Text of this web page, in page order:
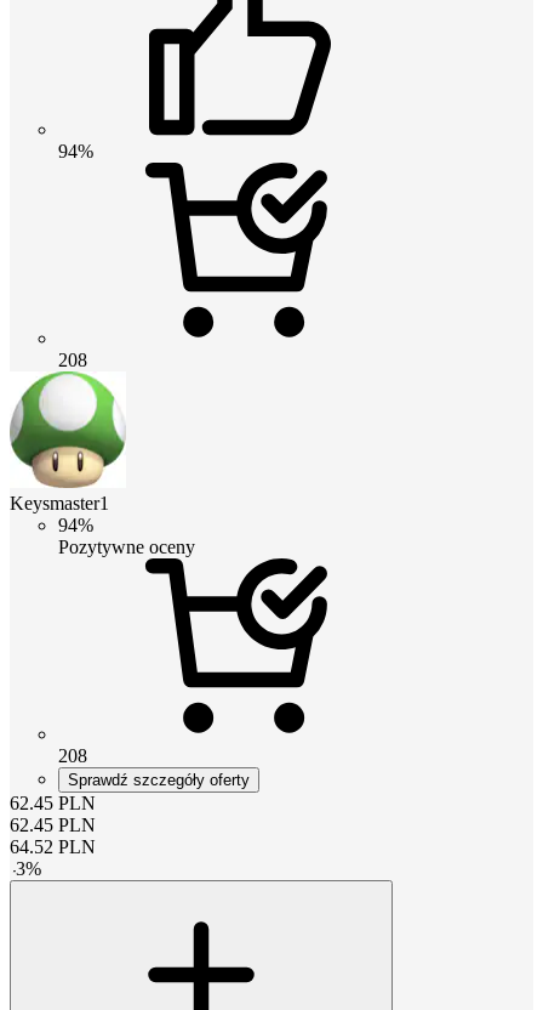
94%
208
Keysmaster1
94%
Pozytywne oceny
208
Sprawdź szczegóły oferty
62.45 PLN
62.45 PLN
64.52 PLN
-3%